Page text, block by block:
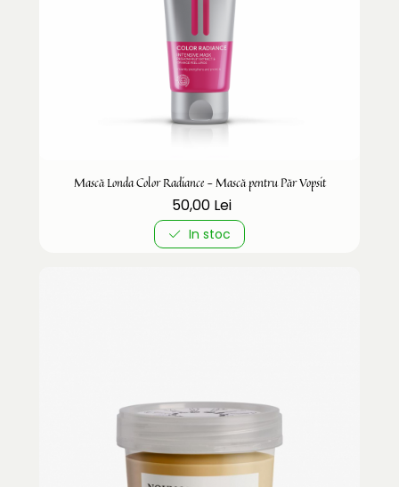
Mască Londa Color Radiance - Mască pentru Păr Vopsit
50,00 Lei
In stoc